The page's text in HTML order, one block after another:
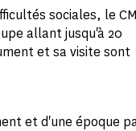
sociales, le
allant jusqu'à 20
et sa visite sont
et d'une époque